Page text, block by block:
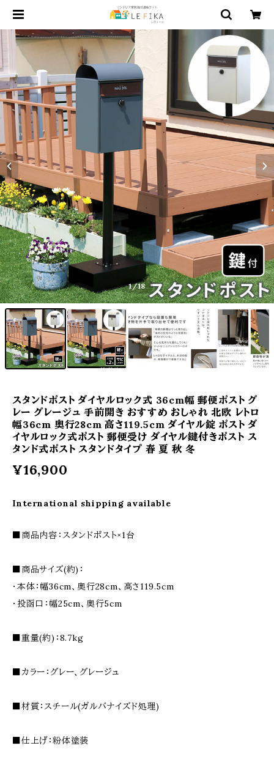
1/18
スタンドポスト ダイヤルロック式 36cm幅 郵便ポスト グ
レー グレージュ 手前開き おすすめ おしゃれ 北欧 レトロ
幅36cm 奥行28cm 高さ119.5cm ダイヤル錠 ポスト ダ
イヤルロック式ポスト 郵便受け ダイヤル鍵付きポスト ス
タンド式ポスト スタンドタイプ 春 夏 秋 冬
¥16,900
International shipping available
■商品内容：スタンドポスト×1台
■商品サイズ(約)：
・本体：幅36cm、奥行28cm、高さ119.5cm
・投函口：幅25cm、奥行5cm
■重量(約)：8.7kg
■カラー：グレー、グレージュ
■材質：スチール(ガルバナイズド処理)
■仕上げ：粉体塗装